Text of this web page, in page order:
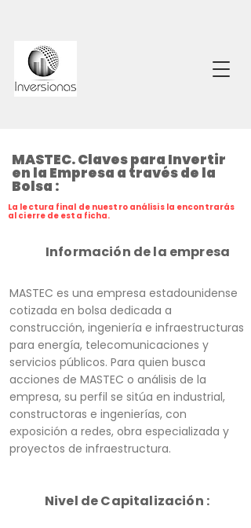
MASTEC. Claves para Invertir
en la Empresa a través de la
Bolsa :
La lectura final de nuestro análisis la encontrarás
al cierre de esta ficha.
Información de la empresa
MASTEC es una empresa estadounidense
cotizada en bolsa dedicada a
construcción, ingeniería e infraestructuras
para energía, telecomunicaciones y
servicios públicos. Para quien busca
acciones de MASTEC o análisis de la
empresa, su perfil se sitúa en industrial,
constructoras e ingenierías, con
exposición a redes, obra especializada y
proyectos de infraestructura.
Nivel de Capitalización :